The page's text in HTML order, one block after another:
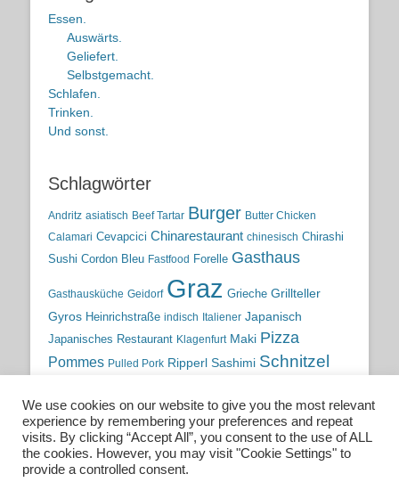
Essen.
Auswärts.
Geliefert.
Selbstgemacht.
Schlafen.
Trinken.
Und sonst.
Schlagwörter
Andritz asiatisch Beef Tartar Burger Butter Chicken
Calamari Cevapcici Chinarestaurant chinesisch Chirashi
Sushi Cordon Bleu Fastfood Forelle Gasthaus
Gasthausküche Geidorf Graz Grieche Grillteller
Gyros Heinrichstraße indisch Italiener Japanisch
Japanisches Restaurant Klagenfurt Maki Pizza
Pommes Pulled Pork Ripperl Sashimi Schnitzel
traditionelle Küche Traditionsgasthaus Vulkanland
Wien Wild österreichische Küche
österreichische Wirtshausküche
We use cookies on our website to give you the most relevant
experience by remembering your preferences and repeat
visits. By clicking “Accept All”, you consent to the use of ALL
the cookies. However, you may visit "Cookie Settings" to
provide a controlled consent.